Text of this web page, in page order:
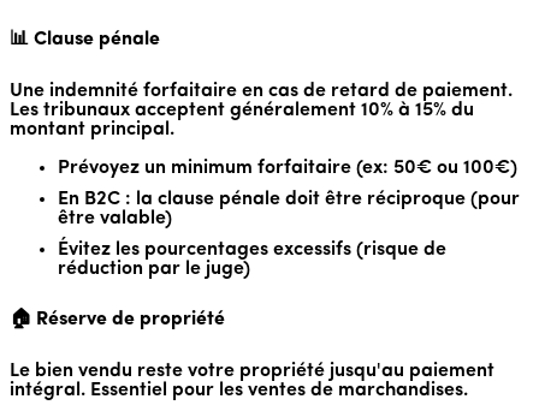
📊 Clause pénale
Une indemnité forfaitaire en cas de retard de paiement.
Les tribunaux acceptent généralement 10% à 15% du
montant principal.
Prévoyez un minimum forfaitaire (ex: 50€ ou 100€)
En B2C : la clause pénale doit être réciproque (pour
être valable)
Évitez les pourcentages excessifs (risque de
réduction par le juge)
🏠 Réserve de propriété
Le bien vendu reste votre propriété jusqu'au paiement
intégral. Essentiel pour les ventes de marchandises.